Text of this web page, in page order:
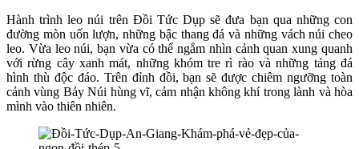
Hành trình leo núi trên Đồi Tức Dụp sẽ đưa bạn qua những con
đường mòn uốn lượn, những bậc thang đá và những vách núi cheo
leo. Vừa leo núi, bạn vừa có thể ngắm nhìn cảnh quan xung quanh
với rừng cây xanh mát, những khóm tre rì rào và những tảng đá
hình thù độc đáo. Trên đỉnh đồi, bạn sẽ được chiêm ngưỡng toàn
cảnh vùng Bảy Núi hùng vĩ, cảm nhận không khí trong lành và hòa
mình vào thiên nhiên.